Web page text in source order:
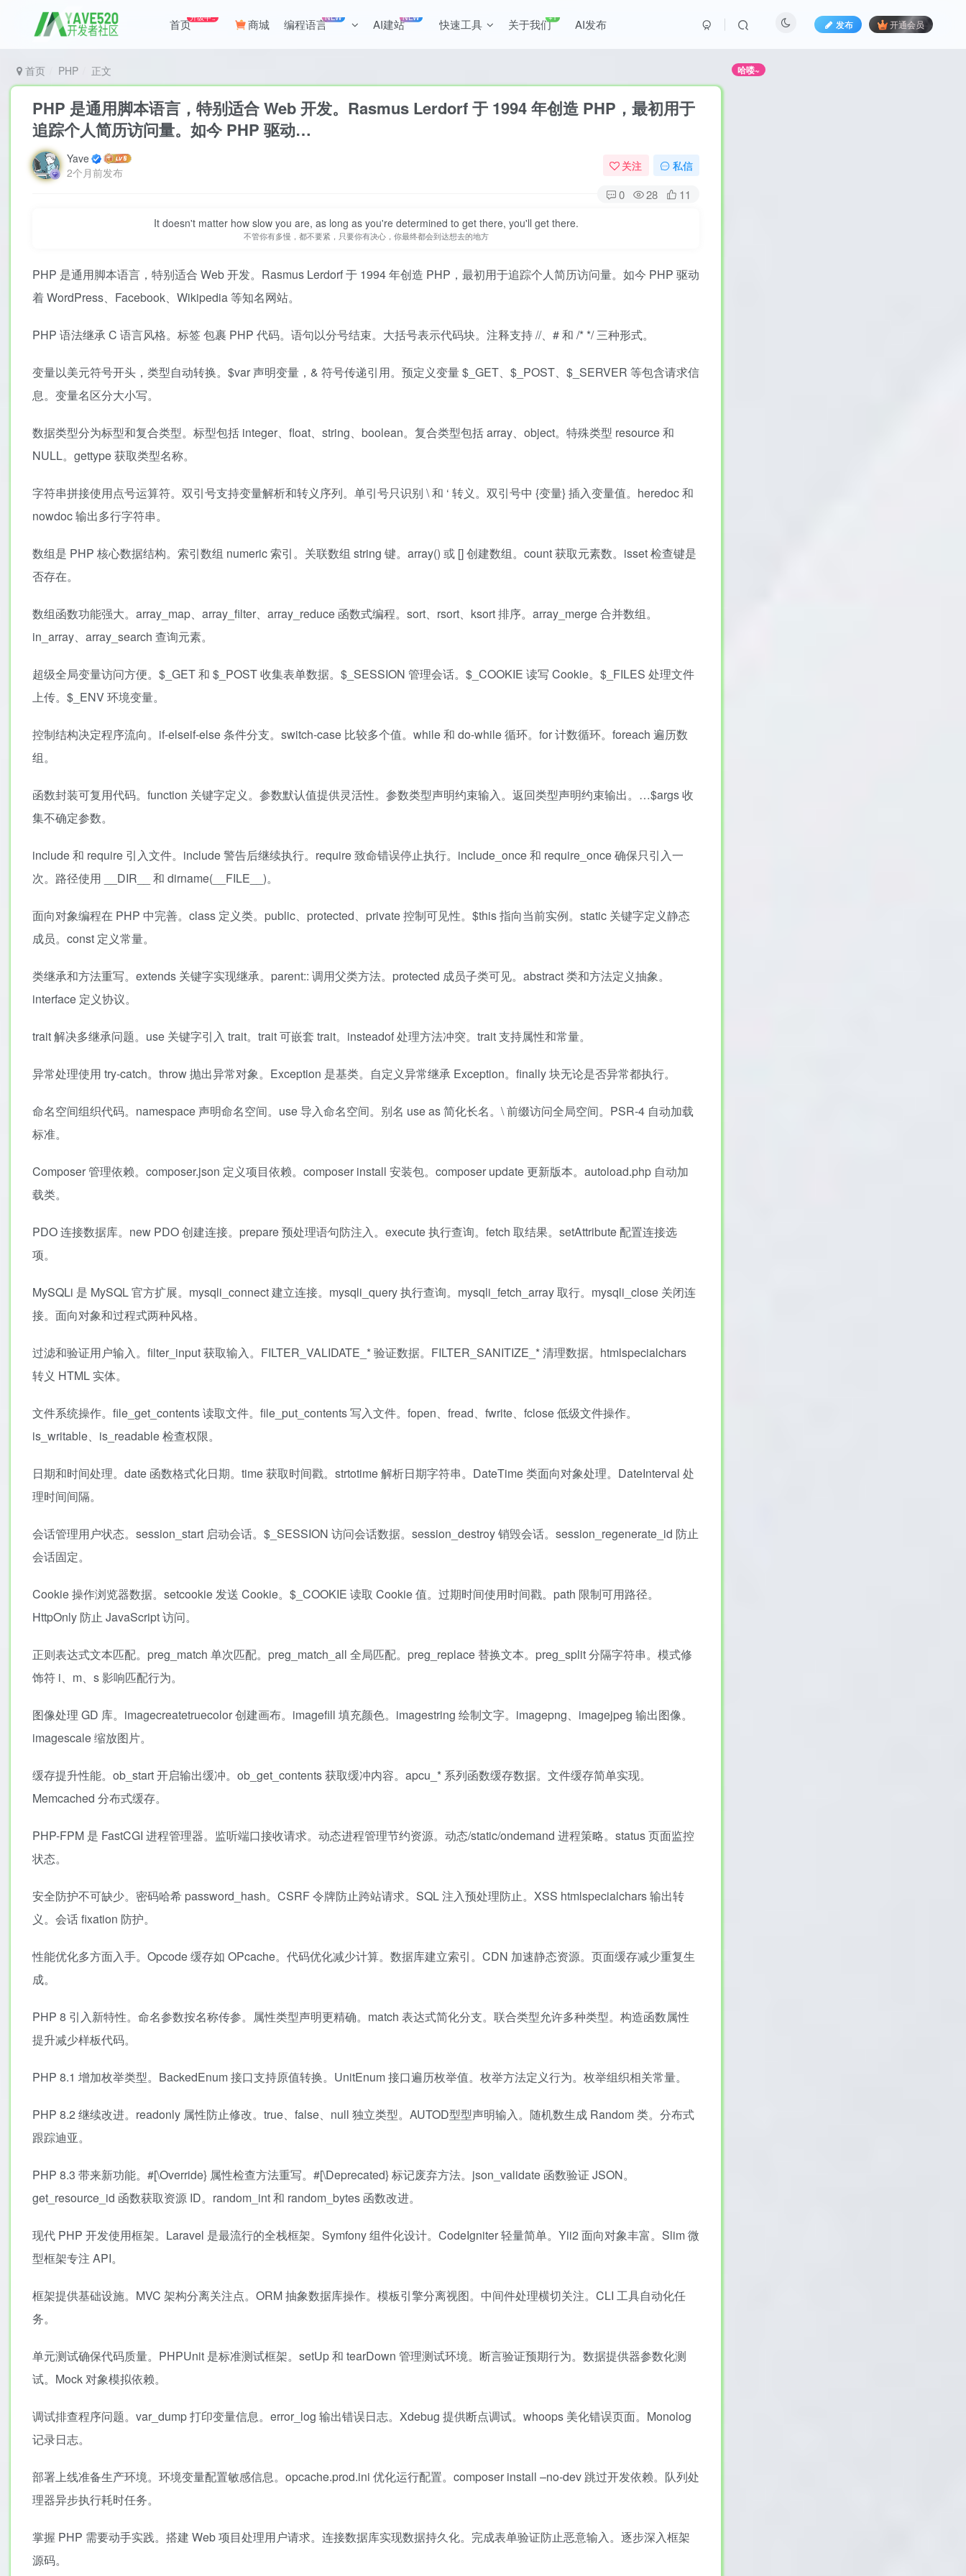
首页升级中.. 商城 编程语言NEW AI建站NEW 快速工具 关于我们+1 AI发布 发布 开通会员
首页 PHP 正文
PHP 是通用脚本语言，特别适合 Web 开发。Rasmus Lerdorf 于 1994 年创造 PHP，最初用于
追踪个人简历访问量。如今 PHP 驱动…
Yave
2个月前发布
关注 私信
0 28 11
It doesn't matter how slow you are, as long as you're determined to get there, you'll get there.
不管你有多慢，都不要紧，只要你有决心，你最终都会到达想去的地方
PHP 是通用脚本语言，特别适合 Web 开发。Rasmus Lerdorf 于 1994 年创造 PHP，最初用于追踪个人简历访问量。如今 PHP 驱动
着 WordPress、Facebook、Wikipedia 等知名网站。
PHP 语法继承 C 语言风格。标签包裹 PHP 代码。语句以分号结束。大括号表示代码块。注释支持 //、# 和 /* */ 三种形式。
变量以美元符号开头，类型自动转换。$var 声明变量，& 符号传递引用。预定义变量 $_GET、$_POST、$_SERVER 等包含请求信
息。变量名区分大小写。
数据类型分为标型和复合类型。标型包括 integer、float、string、boolean。复合类型包括 array、object。特殊类型 resource 和
NULL。gettype 获取类型名称。
字符串拼接使用点号运算符。双引号支持变量解析和转义序列。单引号只识别 \ 和 ‘ 转义。双引号中 {变量} 插入变量值。heredoc 和
nowdoc 输出多行字符串。
数组是 PHP 核心数据结构。索引数组 numeric 索引。关联数组 string 键。array() 或 [] 创建数组。count 获取元素数。isset 检查键是
否存在。
数组函数功能强大。array_map、array_filter、array_reduce 函数式编程。sort、rsort、ksort 排序。array_merge 合并数组。
in_array、array_search 查询元素。
超级全局变量访问方便。$_GET 和 $_POST 收集表单数据。$_SESSION 管理会话。$_COOKIE 读写 Cookie。$_FILES 处理文件
上传。$_ENV 环境变量。
控制结构决定程序流向。if-elseif-else 条件分支。switch-case 比较多个值。while 和 do-while 循环。for 计数循环。foreach 遍历数
组。
函数封装可复用代码。function 关键字定义。参数默认值提供灵活性。参数类型声明约束输入。返回类型声明约束输出。…$args 收
集不确定参数。
include 和 require 引入文件。include 警告后继续执行。require 致命错误停止执行。include_once 和 require_once 确保只引入一
次。路径使用 __DIR__ 和 dirname(__FILE__)。
面向对象编程在 PHP 中完善。class 定义类。public、protected、private 控制可见性。$this 指向当前实例。static 关键字定义静态
成员。const 定义常量。
类继承和方法重写。extends 关键字实现继承。parent:: 调用父类方法。protected 成员子类可见。abstract 类和方法定义抽象。
interface 定义协议。
trait 解决多继承问题。use 关键字引入 trait。trait 可嵌套 trait。insteadof 处理方法冲突。trait 支持属性和常量。
异常处理使用 try-catch。throw 抛出异常对象。Exception 是基类。自定义异常继承 Exception。finally 块无论是否异常都执行。
命名空间组织代码。namespace 声明命名空间。use 导入命名空间。别名 use as 简化长名。\ 前缀访问全局空间。PSR-4 自动加载
标准。
Composer 管理依赖。composer.json 定义项目依赖。composer install 安装包。composer update 更新版本。autoload.php 自动加
载类。
PDO 连接数据库。new PDO 创建连接。prepare 预处理语句防注入。execute 执行查询。fetch 取结果。setAttribute 配置连接选
项。
MySQLi 是 MySQL 官方扩展。mysqli_connect 建立连接。mysqli_query 执行查询。mysqli_fetch_array 取行。mysqli_close 关闭连
接。面向对象和过程式两种风格。
过滤和验证用户输入。filter_input 获取输入。FILTER_VALIDATE_* 验证数据。FILTER_SANITIZE_* 清理数据。htmlspecialchars
转义 HTML 实体。
文件系统操作。file_get_contents 读取文件。file_put_contents 写入文件。fopen、fread、fwrite、fclose 低级文件操作。
is_writable、is_readable 检查权限。
日期和时间处理。date 函数格式化日期。time 获取时间戳。strtotime 解析日期字符串。DateTime 类面向对象处理。DateInterval 处
理时间间隔。
会话管理用户状态。session_start 启动会话。$_SESSION 访问会话数据。session_destroy 销毁会话。session_regenerate_id 防止
会话固定。
Cookie 操作浏览器数据。setcookie 发送 Cookie。$_COOKIE 读取 Cookie 值。过期时间使用时间戳。path 限制可用路径。
HttpOnly 防止 JavaScript 访问。
正则表达式文本匹配。preg_match 单次匹配。preg_match_all 全局匹配。preg_replace 替换文本。preg_split 分隔字符串。模式修
饰符 i、m、s 影响匹配行为。
图像处理 GD 库。imagecreatetruecolor 创建画布。imagefill 填充颜色。imagestring 绘制文字。imagepng、imagejpeg 输出图像。
imagescale 缩放图片。
缓存提升性能。ob_start 开启输出缓冲。ob_get_contents 获取缓冲内容。apcu_* 系列函数缓存数据。文件缓存简单实现。
Memcached 分布式缓存。
PHP-FPM 是 FastCGI 进程管理器。监听端口接收请求。动态进程管理节约资源。动态/static/ondemand 进程策略。status 页面监控
状态。
安全防护不可缺少。密码哈希 password_hash。CSRF 令牌防止跨站请求。SQL 注入预处理防止。XSS htmlspecialchars 输出转
义。会话 fixation 防护。
性能优化多方面入手。Opcode 缓存如 OPcache。代码优化减少计算。数据库建立索引。CDN 加速静态资源。页面缓存减少重复生
成。
PHP 8 引入新特性。命名参数按名称传参。属性类型声明更精确。match 表达式简化分支。联合类型允许多种类型。构造函数属性
提升减少样板代码。
PHP 8.1 增加枚举类型。BackedEnum 接口支持原值转换。UnitEnum 接口遍历枚举值。枚举方法定义行为。枚举组织相关常量。
PHP 8.2 继续改进。readonly 属性防止修改。true、false、null 独立类型。AUTOD型型声明输入。随机数生成 Random 类。分布式
跟踪迪亚。
PHP 8.3 带来新功能。#[\Override} 属性检查方法重写。#[\Deprecated} 标记废弃方法。json_validate 函数验证 JSON。
get_resource_id 函数获取资源 ID。random_int 和 random_bytes 函数改进。
现代 PHP 开发使用框架。Laravel 是最流行的全栈框架。Symfony 组件化设计。CodeIgniter 轻量简单。Yii2 面向对象丰富。Slim 微
型框架专注 API。
框架提供基础设施。MVC 架构分离关注点。ORM 抽象数据库操作。模板引擎分离视图。中间件处理横切关注。CLI 工具自动化任
务。
单元测试确保代码质量。PHPUnit 是标准测试框架。setUp 和 tearDown 管理测试环境。断言验证预期行为。数据提供器参数化测
试。Mock 对象模拟依赖。
调试排查程序问题。var_dump 打印变量信息。error_log 输出错误日志。Xdebug 提供断点调试。whoops 美化错误页面。Monolog
记录日志。
部署上线准备生产环境。环境变量配置敏感信息。opcache.prod.ini 优化运行配置。composer install –no-dev 跳过开发依赖。队列处
理器异步执行耗时任务。
掌握 PHP 需要动手实践。搭建 Web 项目处理用户请求。连接数据库实现数据持久化。完成表单验证防止恶意输入。逐步深入框架
源码。
哈喽~